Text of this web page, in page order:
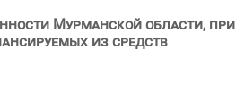
Мурманской области, при
из средств